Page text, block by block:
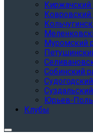
Киржачский
Ковровский
Муромский
Собинский
Юрьев-
Клубы